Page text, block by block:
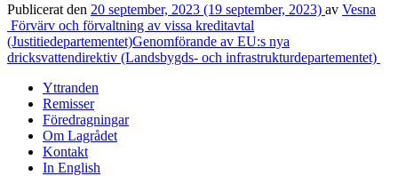
Publicerat den 20 september, 2023 (19 september, 2023) av Vesna
Inläggsnavigering
Förvärv och förvaltning av vissa kreditavtal
(Justitiedepartementet)Genomförande av EU:s nya
dricksvattendirektiv (Landsbygds- och infrastrukturdepartementet)
Yttranden
Remisser
Föredragningar
Om Lagrådet
Kontakt
In English